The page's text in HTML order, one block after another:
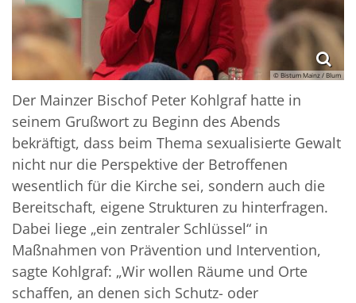
© Bistum Mainz / Blum
Der Mainzer Bischof Peter Kohlgraf hatte in
seinem Grußwort zu Beginn des Abends
bekräftigt, dass beim Thema sexualisierte Gewalt
nicht nur die Perspektive der Betroffenen
wesentlich für die Kirche sei, sondern auch die
Bereitschaft, eigene Strukturen zu hinterfragen.
Dabei liege „ein zentraler Schlüssel“ in
Maßnahmen von Prävention und Intervention,
sagte Kohlgraf: „Wir wollen Räume und Orte
schaffen, an denen sich Schutz- oder